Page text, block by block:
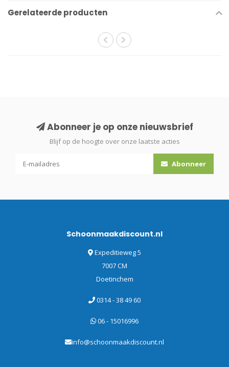
Gerelateerde producten
Abonneer je op onze nieuwsbrief
Blijf op de hoogte over onze laatste acties
Abonneer
Schoonmaakdiscount.nl
Expeditieweg 5
7007 CM
Doetinchem
0314 - 38 49 60
06 - 15016996
info@schoonmaakdiscount.nl